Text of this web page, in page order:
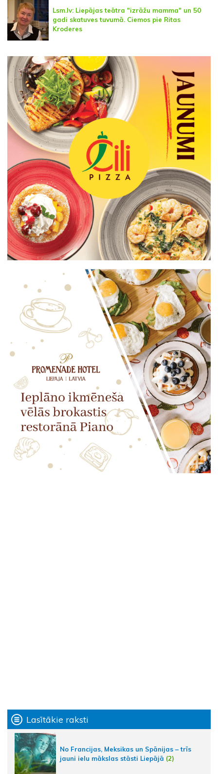
Lsm.lv: Liepājas teātra "izrāžu mamma" un 50
gadi skatuves tuvumā. Ciemos pie Ritas
Kroderes
Lasītākie raksti
No Francijas, Meksikas un Spānijas – trīs
jauni ielu mākslas stāsti Liepājā (2)